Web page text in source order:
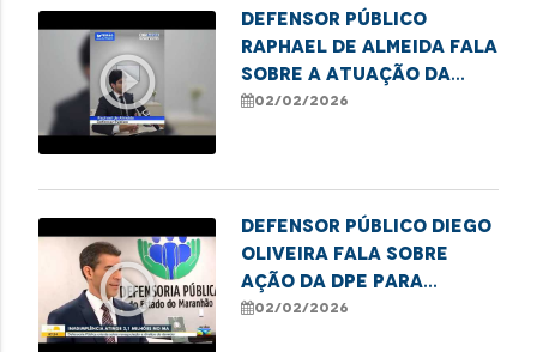
play_circle_outline
Defensor Público
Raphael de Almeida fala
sobre a atuação da
Defensoria no Núcleo
02/02/2026
play_circle_outline
Defensor Público Diego
Oliveira fala sobre
ação da DPE para
renegociação de dívida.
02/02/2026